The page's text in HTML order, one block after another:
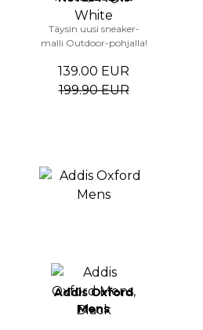
Täysin uusi sneaker-
malli Outdoor-pohjalla!
139.00 EUR
199.90 EUR
Addis Oxford
Mens